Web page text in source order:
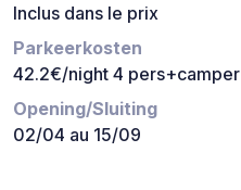
Inclus dans le prix
Parkeerkosten
42.2€/night 4 pers+camper
Opening/Sluiting
02/04 au 15/09